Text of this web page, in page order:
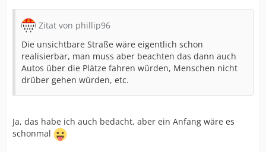
Zitat von phillip96
Die unsichtbare Straße wäre eigentlich schon
realisierbar, man muss aber beachten das dann auch
Autos über die Plätze fahren würden, Menschen nicht
drüber gehen würden, etc.
Ja, das habe ich auch bedacht, aber ein Anfang wäre es
schonmal